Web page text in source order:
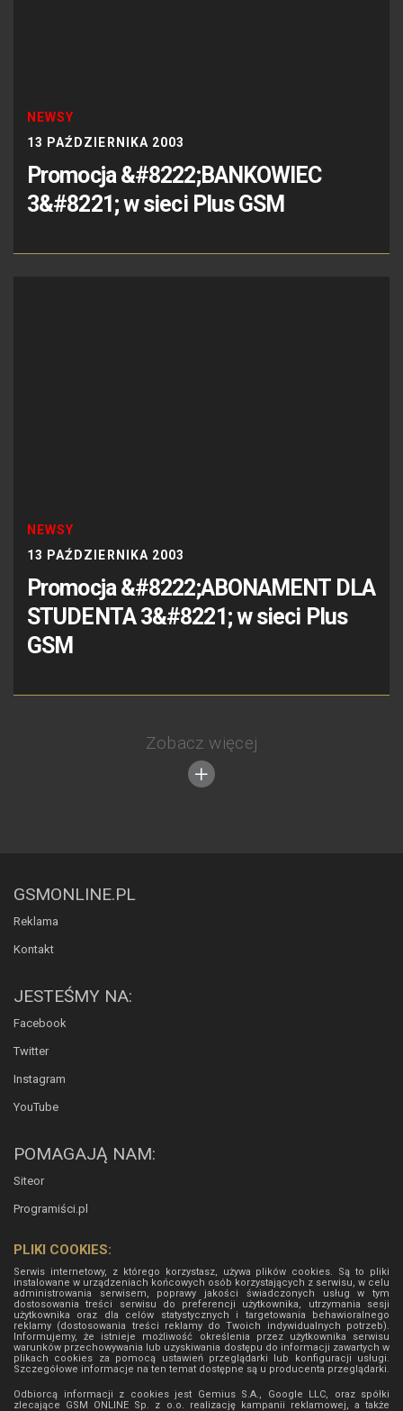
NEWSY
13 PAŹDZIERNIKA 2003
Promocja &#8222;BANKOWIEC
3&#8221; w sieci Plus GSM
NEWSY
13 PAŹDZIERNIKA 2003
Promocja &#8222;ABONAMENT DLA
STUDENTA 3&#8221; w sieci Plus
GSM
Zobacz więcej
GSMONLINE.PL
Reklama
Kontakt
JESTEŚMY NA:
Facebook
Twitter
Instagram
YouTube
POMAGAJĄ NAM:
Siteor
Programiści.pl
PLIKI COOKIES:
Serwis internetowy, z którego korzystasz, używa plików cookies. Są to pliki
instalowane w urządzeniach końcowych osób korzystających z serwisu, w celu
administrowania serwisem, poprawy jakości świadczonych usług w tym
dostosowania treści serwisu do preferencji użytkownika, utrzymania sesji
użytkownika oraz dla celów statystycznych i targetowania behawioralnego
reklamy (dostosowania treści reklamy do Twoich indywidualnych potrzeb).
Informujemy, że istnieje możliwość określenia przez użytkownika serwisu
warunków przechowywania lub uzyskiwania dostępu do informacji zawartych w
plikach cookies za pomocą ustawień przeglądarki lub konfiguracji usługi.
Szczegółowe informacje na ten temat dostępne są u producenta przeglądarki.
Odbiorcą informacji z cookies jest Gemius S.A., Google LLC, oraz spółki
zlecające GSM ONLINE Sp. z o.o. realizację kampanii reklamowej, a także